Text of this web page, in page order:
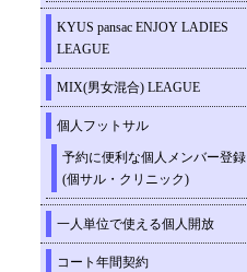
KYUS pansac ENJOY LADIES
LEAGUE
MIX(男女混合) LEAGUE
個人フットサル
予約に便利な個人メンバー登録
(個サル・クリニック)
一人単位で使える個人開放
コート年間契約